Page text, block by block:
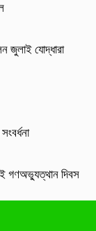
জুলাই যোদ্ধারা
গণঅভ্যুত্থান দিবস